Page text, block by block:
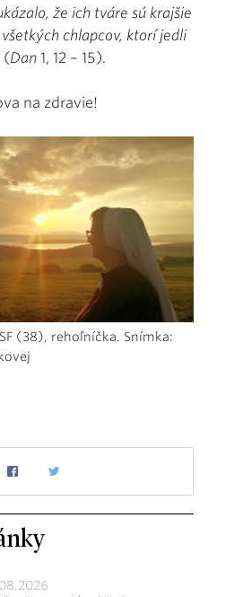
že ich tváre sú krajšie
chlapcov, ktorí jedli
(Dan 1, 12 – 15).
na zdravie!
(38), rehoľníčka. Snímka: